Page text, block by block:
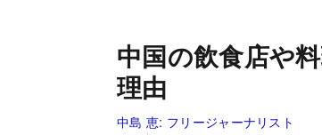
中国の飲食店や
理由
中島 恵: フリージャーナリスト